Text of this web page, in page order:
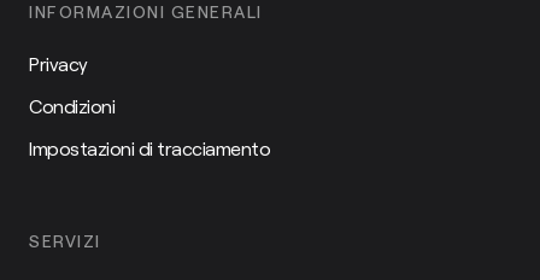
INFORMAZIONI GENERALI
Privacy
Condizioni
Impostazioni di tracciamento
SERVIZI